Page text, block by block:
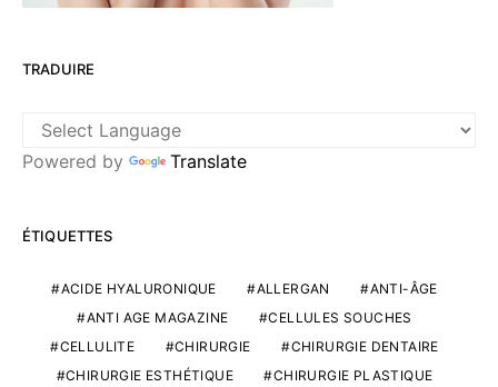
TRADUIRE
Powered by Translate
ÉTIQUETTES
ACIDE HYALURONIQUE ALLERGAN
ANTI-ÂGE
ANTI AGE MAGAZINE
CELLULES SOUCHES
CELLULITE
CHIRURGIE
CHIRURGIE DENTAIRE
CHIRURGIE ESTHÉTIQUE
CHIRURGIE PLASTIQUE